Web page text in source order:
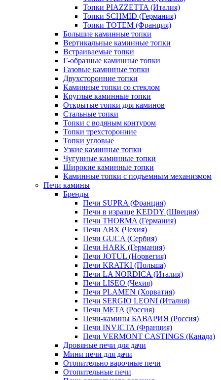
Топки PIAZZETTA (Италия)
Топки SCHMID (Германия)
Топки TOTEM (Франция)
Большие каминные топки
Вертикальные каминные топки
Встраиваемые топки
Г-образные каминные топки
Газовые каминные топки
Двухсторонние топки
Каминные топки со стеклом
Круглые каминные топки
Открытые топки для каминов
Стальные топки
Топки с водяным контуром
Топки трехсторонние
Топки угловые
Узкие каминные топки
Чугунные каминные топки
Широкие каминные топки
Каминные топки с подъемным механизмом
Печи камины
Бренды
Печи SUPRA (Франция)
Печи в изразце KEDDY (Швеция)
Печи THORMA (Германия)
Печи ABX (Чехия)
Печи GUCA (Сербия)
Печи HARK (Германия)
Печи JOTUL (Норвегия)
Печи KRATKI (Польша)
Печи LA NORDICA (Италия)
Печи LISEO (Чехия)
Печи PLAMEN (Хорватия)
Печи SERGIO LEONI (Италия)
Печи META (Россия)
Печи-камины БАВАРИЯ (Россия)
Печи INVICTA (Франция)
Печи VERMONT CASTINGS (Канада)
Дровяные печи для дачи
Мини печи для дачи
Отопительно варочные печи
Отопительные печи